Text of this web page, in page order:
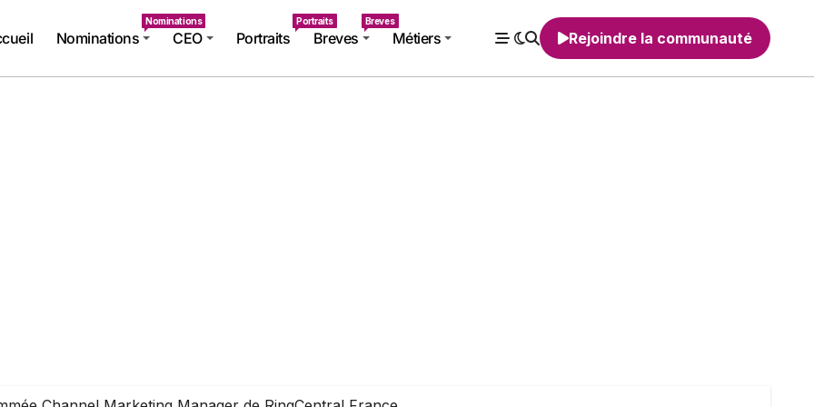
Nominations
Nominations
CEO Portraits
Portraits
Breves
Breves
Métiers Rejoindre la communauté